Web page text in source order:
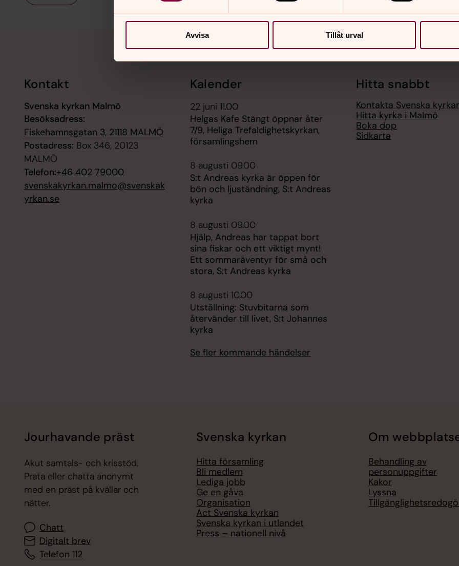
Avvisa Tillåt urval
Kontakt
Svenska kyrkan Malmö
Besöksadress:
Fiskehamnsgatan 3, 21118 MALMÖ
Postadress: Box 346, 20123
MALMÖ
Telefon:+46 402 79000
svenskakyrkan.malmo@svenskak
yrkan.se
Kalender
22 juni 11.00
Helgas Kafe Stängt öppnar åter
7/9, Heliga Trefaldighetskyrkan,
församlingshem
8 augusti 09.00
S:t Andreas kyrka är öppen för
bön och ljuständning, S:t Andreas
kyrka
8 augusti 09.00
Hjälp, Andreas har tappat bort
sina fiskar och ett viktigt mynt!
Ett sommaräventyr för små och
stora, S:t Andreas kyrka
8 augusti 10.00
Utställning: Stuvbitarna som
återvänder till livet, S:t Johannes
kyrka
Se fler kommande händelser
Hitta snabbt
Kontakta Svenska
Hitta kyrka i Malmö
Boka dop
Sidkarta
Jourhavande präst
Akut samtals- och krisstöd.
Prata eller chatta anonymt
med en präst på kvällar och
nätter.
Chatt
Digitalt brev
Telefon 112
Svenska kyrkan
Hitta församling
Bli medlem
Lediga jobb
Ge en gåva
Organisation
Act Svenska kyrkan
Svenska kyrkan i utlandet
Press – nationell nivå
Om
Behandling av
personuppgifter
Kakor
Lyssna